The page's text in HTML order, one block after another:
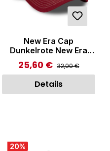
New Era Cap
Dunkelrote New Era
Vintage 9FORTY A-
Frame Trucker Cap
Verkaufspreis:
25,60 € Regulärer Preis:
32,00 €
Details
20%